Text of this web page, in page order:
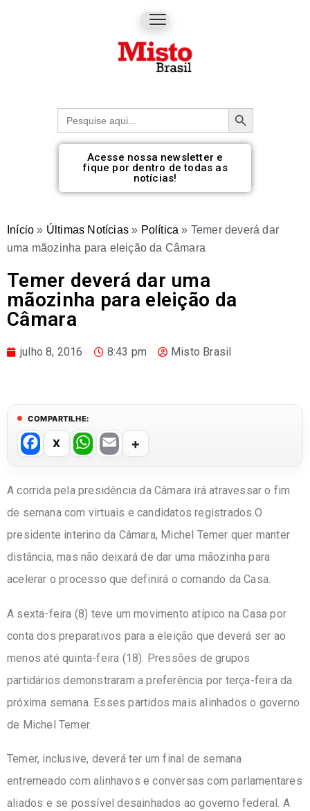
Procurar: Botão de pesquisa
Acesse nossa newsletter e
fique por dentro de todas as
notícias!
Início » Últimas Notícias » Política » Temer deverá dar
uma mãozinha para eleição da Câmara
Temer deverá dar uma
mãozinha para eleição da
Câmara
julho 8, 2016 8:43 pm Misto Brasil
COMPARTILHE:
F
a
c
e
b
o
o
W
h
at
s
A
p
p
E
ail
A corrida pela presidência da Câmara irá atravessar o fim
de semana com virtuais e candidatos registrados.O
presidente interino da Câmara, Michel Temer quer manter
distância, mas não deixará de dar uma mãozinha para
acelerar o processo que definirá o comando da Casa.
A sexta-feira (8) teve um movimento atípico na Casa por
conta dos preparativos para a eleição que deverá ser ao
menos até quinta-feira (18). Pressões de grupos
partidários demonstraram a preferência por terça-feira da
próxima semana. Esses partidos mais alinhados o governo
de Michel Temer.
Temer, inclusive, deverá ter um final de semana
entremeado com alinhavos e conversas com parlamentares
aliados e se possível desainhados ao governo federal. A